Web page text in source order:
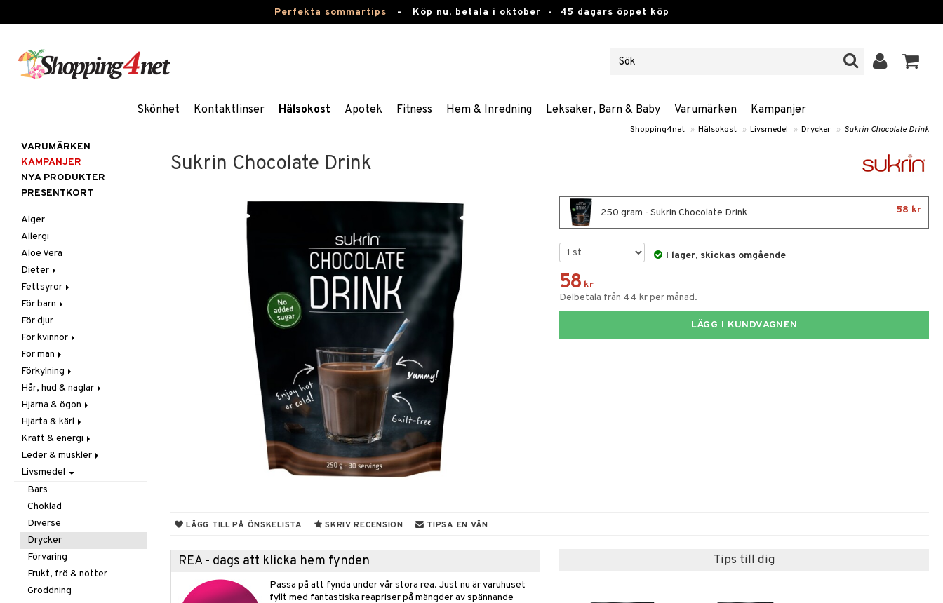
Perfekta sommartips - Köp nu, betala i oktober - 45 dagars öppet köp
Skönhet Kontaktlinser Hälsokost Apotek Fitness Hem & Inredning Leksaker, Barn & Baby Varumärken Kampanjer
Shopping4net » Hälsokost » Livsmedel » Drycker » Sukrin Chocolate Drink
Sukrin Chocolate Drink
250 gram - Sukrin Chocolate Drink 58 kr
I lager, skickas omgående
58 kr
Delbetala från 44 kr per månad.
LÄGG I KUNDVAGNEN
LÄGG TILL PÅ ÖNSKELISTA SKRIV RECENSION TIPSA EN VÄN
REA - dags att klicka hem fynden
Passa på att fynda under vår stora rea. Just nu är varuhuset
fyllt med fantastiska reapriser på mängder av spännande
Tips till dig
VARUMÄRKEN
KAMPANJER
NYA PRODUKTER
PRESENTKORT
Alger
Allergi
Aloe Vera
Dieter
Glutenintolerans
LCHF
Raw Food
Fettsyror
Marina fettsyror
Veg fettsyror
För barn
Fettsyror
Hudvård
Vitamin & mineral
För djur
För kvinnor
Graviditet & amning
Klimakterie & PMS
Näringstillskott
Övriga
Sex & lust
Skelett
Urinvägar
För män
Näringstillskott
Övriga
Prostata
Sex & lust
Förkylning
C-vitamin
Förebyggande &
lindrande
Hostdämpande
Öron, näsa & hals
Övriga
Virushämmande
Vitlök
Hår, hud & naglar
Hår
Kosttillskott
Sol & pigment
Hjärna & ögon
Fettsyror
Minne
Ögon
Hjärta & kärl
Ginkgo biloba
Kärlstärkande
Kolesterolsänkande
Marina fettsyror
Veg fettsyror
Kraft & energi
Ginseng
Övriga
Prestation
Q-10
Rosenrot
Schizandra
Leder & muskler
Kosttillskott
Utvärtes
Livsmedel
Bars
Choklad
Diverse
Drycker
Förvaring
Frukt, frö & nötter
Groddning